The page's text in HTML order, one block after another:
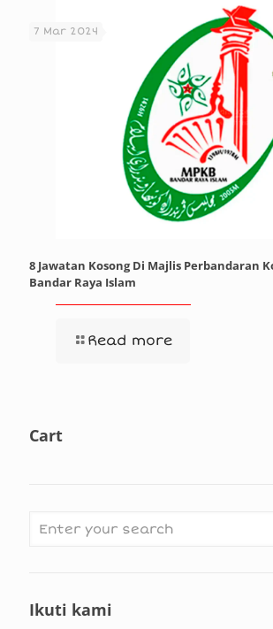
7 Mar 2024
8 Jawatan Kosong Di Majlis Perbandaran
Bandar Raya Islam
Read more
Cart
Ikuti kami